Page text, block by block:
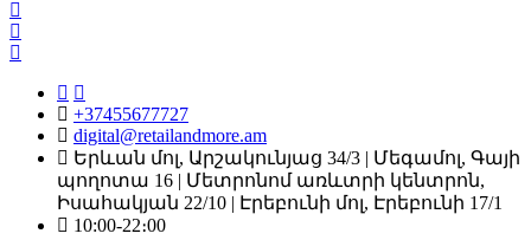
+37455677727
digital@retailandmore.am
Երևան մոլ, Արշակունյաց 34/3 | Մեգամոլ, Գայի
պողոտա 16 | Մետրոնոմ առևտրի կենտրոն,
Իսահակյան 22/10 | Էրեբունի մոլ, Էրեբունի 17/1
10:00-22։00